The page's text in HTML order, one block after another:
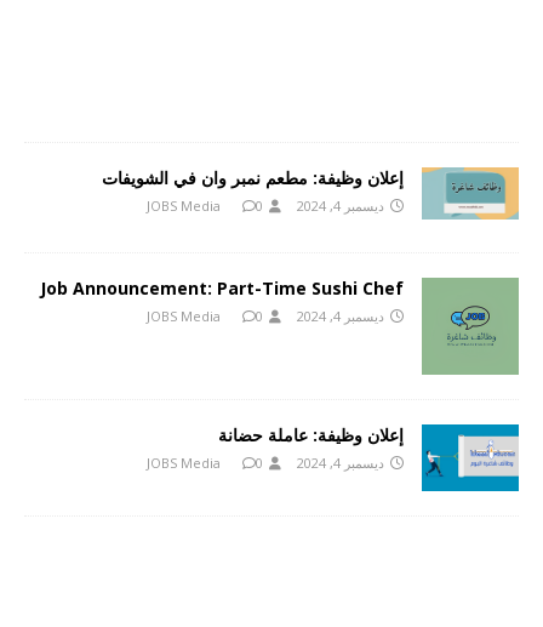
إعلان وظيفة: مطعم نمبر وان في الشويفات
ديسمبر 4, 2024 JOBS Media 0
Job Announcement: Part-Time Sushi Chef
ديسمبر 4, 2024 JOBS Media 0
إعلان وظيفة: عاملة حضانة
ديسمبر 4, 2024 JOBS Media 0